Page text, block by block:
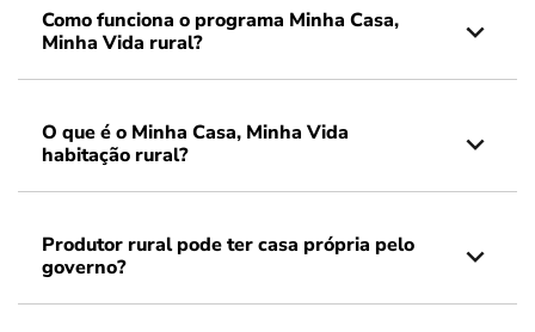
Como funciona o programa Minha Casa,
Minha Vida rural?
O que é o Minha Casa, Minha Vida
habitação rural?
Produtor rural pode ter casa própria pelo
governo?